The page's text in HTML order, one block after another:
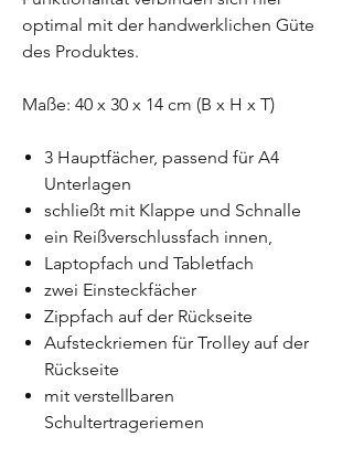
optimal mit der handwerklichen Güte
des Produktes.
Maße: 40 x 30 x 14 cm (B x H x T)
3 Hauptfächer, passend für A4
Unterlagen
schließt mit Klappe und Schnalle
ein Reißverschlussfach innen,
Laptopfach und Tabletfach
zwei Einsteckfächer
Zippfach auf der Rückseite
Aufsteckriemen für Trolley auf der
Rückseite
mit verstellbaren
Schultertrageriemen